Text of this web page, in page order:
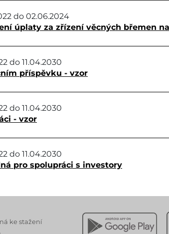
do 02.06.2024
úplaty za zřízení věcných břemen na
do 11.04.2030
příspěvku - vzor
do 11.04.2030
- vzor
do 11.04.2030
pro spolupráci s investory
ke stažení
Stáhnout z